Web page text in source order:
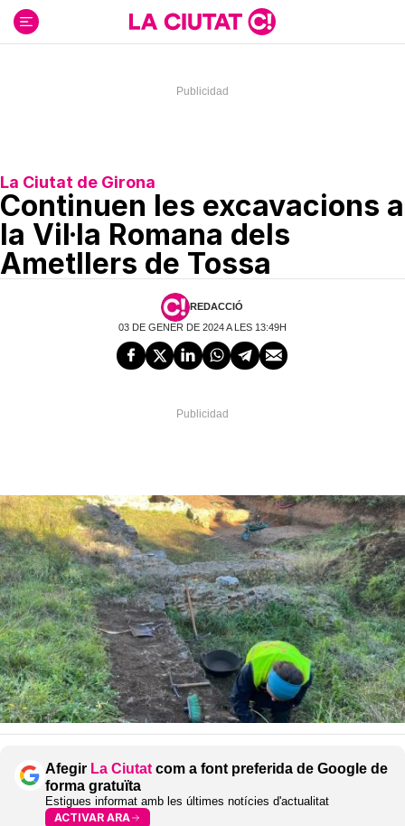
contenido
La Ciutat de Girona
Continuen les excavacions a
la Vil·la Romana dels
Ametllers de Tossa
REDACCIÓ
03 DE GENER DE 2024 A LES 13:49H
Afegir La Ciutat com a font preferida de Google de
forma gratuïta
Estigues informat amb les últimes notícies d'actualitat
ACTIVAR ARA